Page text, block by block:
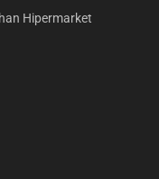
Hipermarket